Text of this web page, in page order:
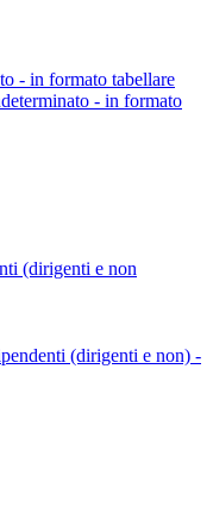
- in formato tabellare
- in formato
(dirigenti e non
(dirigenti e non) -